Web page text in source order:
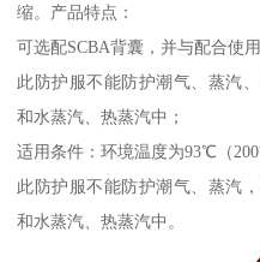
缩。产品特点：
可选配SCBA背囊，并与配合使用
此防护服不能防护潮气、蒸汽
和水蒸汽、热蒸汽中；
适用条件：环境温度为93℃（
此防护服不能防护潮气、蒸汽
和水蒸汽、热蒸汽中。